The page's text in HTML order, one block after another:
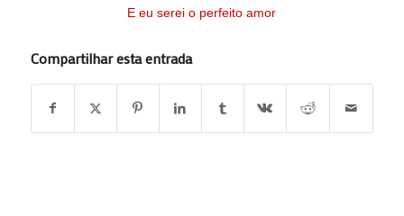
E eu serei o perfeito amor
Compartilhar esta entrada